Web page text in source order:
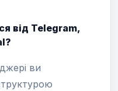
від Telegram,
ви